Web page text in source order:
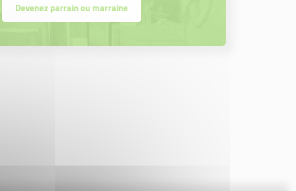
Devenez parrain ou marraine